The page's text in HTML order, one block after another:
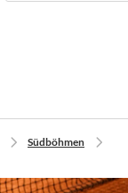
Südböhmen